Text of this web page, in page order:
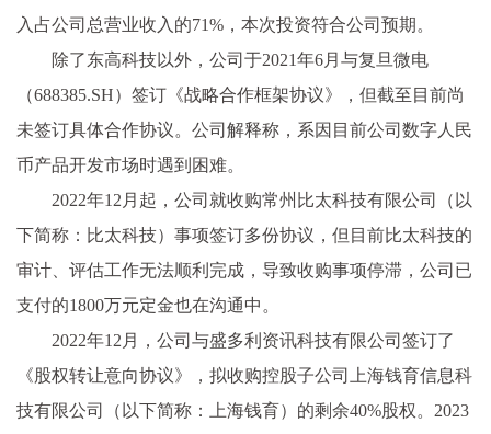
入占公司总营业收入的71%，本次投资符合公司预期。
除了东高科技以外，公司于2021年6月与复旦微电
（688385.SH）签订《战略合作框架协议》，但截至目前尚
未签订具体合作协议。公司解释称，系因目前公司数字人民
币产品开发市场时遇到困难。
2022年12月起，公司就收购常州比太科技有限公司（以
下简称：比太科技）事项签订多份协议，但目前比太科技的
审计、评估工作无法顺利完成，导致收购事项停滞，公司已
支付的1800万元定金也在沟通中。
2022年12月，公司与盛多利资讯科技有限公司签订了
《股权转让意向协议》，拟收购控股子公司上海钱育信息科
技有限公司（以下简称：上海钱育）的剩余40%股权。2023